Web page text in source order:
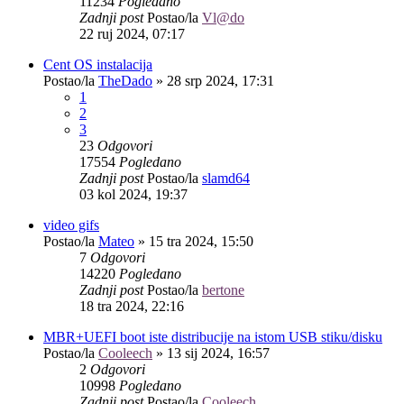
Zadnji postPostao/la Vl@do
22 ruj 2024, 07:17
Cent OS instalacija
Postao/la TheDado » 28 srp 2024, 17:31
1
2
3
23 Odgovori
17554 Pogledano
Zadnji postPostao/la slamd64
03 kol 2024, 19:37
video gifs
Postao/la Mateo » 15 tra 2024, 15:50
7 Odgovori
14220 Pogledano
Zadnji postPostao/la bertone
18 tra 2024, 22:16
MBR+UEFI boot iste distribucije na istom USB stiku/disku
Postao/la Cooleech » 13 sij 2024, 16:57
2 Odgovori
10998 Pogledano